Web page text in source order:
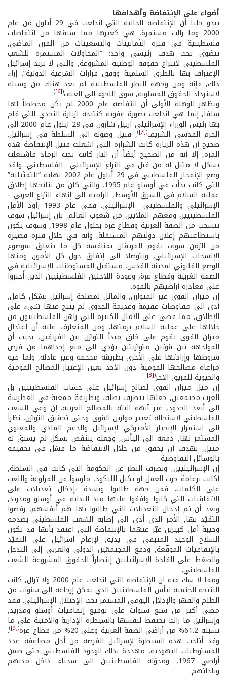
أضواء على الإنتفاضة وأهدافها
يبدو جلياً أن الإنتفاضة الحالية التي اندلعت في 29 أيلول من عام
2000 وما زالت مستمرة, هي كغيرها مما سبقها من انتفاضات
فلسطينية في فترة الثمانينات والتسعينات من القرن الماضي,
تنضوي تحت هدف رئيسي واحد: “المحاولات المستمرة للشعب
الفلسطيني لانتزاع حقوقه الوطنية المشروعة, والتي لا تريد إسرائيل
الإعتراف بها بالطرق السلمية ووفق قرارات الشرعية الدولية”. إزاء
ذلك, فإنه ومن وجهة النظر الفلسطينية لم يعد هناك من وسيلة
لاسترداد الحقوق المسلوبة, سوى اللجوء الى العنف(
[6]
)
.
ويظهر للوهلة الأولى أن انتفاضة عام 2000 لم يكن مخططاً لها
سلفاً, إنما هي اندلعت بصورة عفوية كنتيجة لزيارة التحدي التي قام
بها رئيس الوزراء الإسرائيلي آرييل شارون في 28 ايلول عام 2000 الى
الحرم القدسي الشريف(
[7]
), قبيل وصوله الى السلطة في إسرائيل.
صحيح أن هذه الزيارة كانت الشرارة التي اشعلت فتيل الإنتفاضة هذه
المرة, إلا أنه من الصحيح أيضاً أن النار كانت تحت الرماد فاشتعلت
بشكل لا مثيل له من قبل في النزاع الإسرائيلي ­ الفلسطيني. ولقد
وضع الإنفجار الفلسطيني في 29 أيلول عام 2002 نهاية “للتمثيلية”
التي كانت بدأت في أوسلو عام 1995, والتي كان من نتائجها إطلاق
عملية السلام في الشرق الأوسط, الرامية الى إنهاء النزاع العربي ­
الإسرائيلي والفلسطيني ­ الإسرائيلي. ففي عام 1993 راود الأمل
الفلسطينيين ومعهم الملايين من شعوب العالم, بأن إسرائيل سوف
تنسحب من الضفة الغربية وقطاع غزة بحلول عام 1998, وسوف يكون
باستطاعتهم إعلان دولتهم المستقلة, وأنه في خلال فترة قصيرة
من الزمن سوف يقوم الفريقان بمناقشة كل ما يتعلق بموضوع
الإنسحاب الإسرائيلي, ويتوصلا الى إتفاق حول كل الأمور, ومنها
الوضع القانوني لمدينة القدس, مستقبل المستوطنات الإسرائيلية في
الضفة الغربية وقطاع غزة, وعودة اللاجئين الفلسطينيين الذين أُجبروا
على مغادرة أراضيهم بالقوة.
إن ميزان القوى غير المتوازن, والمائل لمصلحة إسرائيل بشكل كامل,
أدى الى مفاوضات عقيمة وعديمة الجدوى لم ينتج عنها شيء على
الإطلاق, مما قضى على الآمال الكبيرة التي راهن الفلسطينيون من
خلالها على عملية السلام برمتها. ومن المتعارف عليه أن اعتدال
ميزان القوى يقوم على خلق مبدأ التوازن بين الفريقين, بحيث أن
المواجهة بين قوتين متوازيتين يؤدي الى منع إحداهما من فرض
شروطها وإرادتها على الأخرى بطريقة مجحفة وغير عادلة, ولما فيه
مراعاة مصالحها القومية دون الأخذ بعين الإعتبار المصالح القومية
والحيوية للفريق الآخر(
[8]
إن ميل ميزان القوى لصالح إسرائيل على حساب الفلسطينيين بل
العرب مجتمعين, جعلها تتصرف بصلف وبطريقة ممعنة في الغطرسة
الى أبعد الحدود, غير آبهة البتة بالمصالح العربية. إن وعي الشعب
الفلسطيني لاستحالة تغيير موازين القوى وحتى تحقيق التوازن, نظراً
الى استمرار الإنحياز الأميركي لإسرائيل والدعم المادي والمعنوي
المستمر لها, دفعه الى اليأس, وجعله ينتفض بشكل لم يسبق له
مثيل, بهدف أن يحقق من خلال الانتفاضة ما فشل في تحقيقه
بالوسائل التفاوضية.
إن الإسرائيليين, وبصرف النظر عن الحكومة التي كانت في السلطة,
أكانت بزعامة حزب العمل أو تكتل الليكود, مارسوا فن المراوغة واللعب
على الكلمات. فمن جهة طالبوا وبشدة بإدخال تعديلات على
الاتفاقيات التي كانوا وافقوا عليها منذ البداية في أوسلو ومدريد,
وبعد أن تم إدخال التعديلات التي طالبوا بها هم أنفسهم, رفضوا
التقيّد بها, الأمر الذي أدى الى إصابة الشعب الفلسطيني بصدمة
وخيبة أمل كبيرين عبّر عنهما بالإنتفاضة التي اعتقد بأنها قد تكون
السلاح الوحيد المتبقي في يديه, لإرغام اسرائيل على التقيّد
بالإتفاقيات الموقّعة, ودفع المجتمعَين الدولي والعربي إلى التدخل
والضغط على القادة الإسرائيليين إنتصاراً للحقوق المشروعة للشعب
الفلسطيني.
ومما لا شك فيه ان الإنتفاضة التي اندلعت عام 2000 ولا تزال, كانت
النتيجة الحتمية ليأس الفلسطينيين الذي يمكن إرجاعه الى سنوات من
الظلم والقهر والإذلال اليومي المستمر تحت الإحتلال الإسرائيلي. فقد
مضى أكثر من سبع سنوات على توقيع إتفاقيات أوسلو ومدريد,
وإسرائيل ما زالت تحتفظ لنفسها بالسيطرة الإدارية والأمنية على ما
نسبته 61.2% من أراضي الضفة الغربية وعلى 20% من قطاع غزة (
[9]
)
.
وقد أتاحت هذه السيطرة لإسرائيل الفرصة من أجل مضاعفة عدد
المستوطنات اليهودية, مهددة بذلك الوجود الفلسطيني حتى ضمن
أراضي 1967, ومحوّلة الفلسطينيين الى سجناء داخل مدنهم
وبلداتهم.